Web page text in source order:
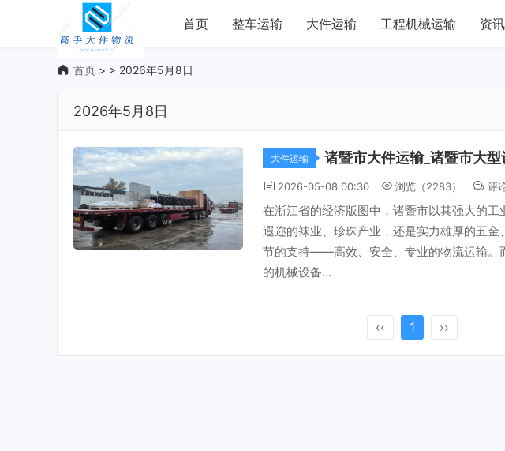
首页 整车运输 大件运输 工程机械运输 资讯
首页 > > 2026年5月8日
2026年5月8日
大件运输 诸暨市大件运输_诸暨市大
2026-05-08 00:30 浏览（2283） 评
在浙江省的经济版图中，诸暨市以其强大的
遐迩的袜业、珍珠产业，还是实力雄厚的五
节的支持——高效、安全、专业的物流运输。
的机械设备...
‹‹ 1 ››